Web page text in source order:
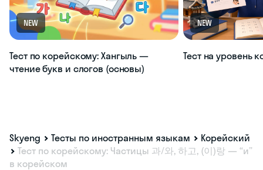
NEW
Тест по корейскому: Хангыль —
чтение букв и слогов (основы)
NEW
Тест на уровень
Skyeng Тесты по иностранным языкам
Корейский
Тест по корейскому: Частицы 과/와, 하고, (이)랑 — “и”
в корейском